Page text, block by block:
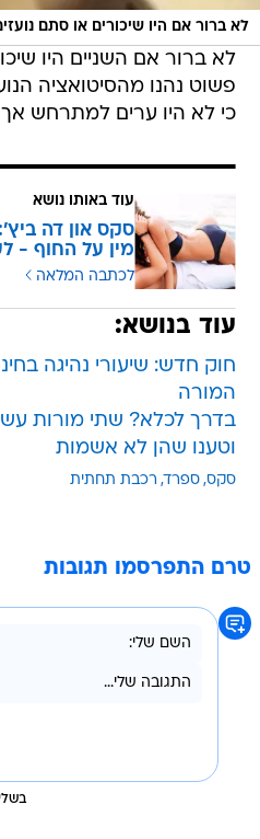
לא ברור אם היו שיכורים או סתם
לא ברור אם השניים היו
פשוט נהנו מהסיטואציה
כי לא היו ערים למתרחש
עוד באותו נושא
סקס און דה
מין על החוף -
לכתבה המלאה
עוד בנושא:
חוק חדש: שיעורי נהיגה
המורה
בדרך לכלא? שתי מורות
וטענו שהן לא אשמות
סקס ספרד רכבת תחתית
טרם התפרסמו תגובות